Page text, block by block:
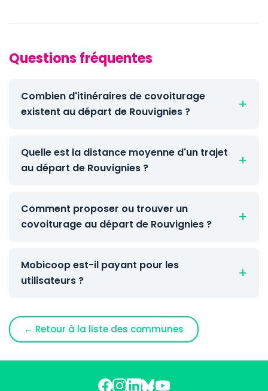
Questions fréquentes
Combien d'itinéraires de covoiturage
existent au départ de Rouvignies ?
Quelle est la distance moyenne d'un trajet
au départ de Rouvignies ?
Comment proposer ou trouver un
covoiturage au départ de Rouvignies ?
Mobicoop est-il payant pour les
utilisateurs ?
← Retour à la liste des communes